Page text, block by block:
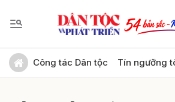
Công tác Dân tộc Tín ngưỡng
Gửi bình luận